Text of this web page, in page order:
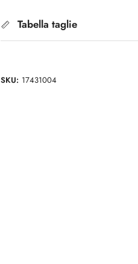
Tabella taglie
SKU: 17431004